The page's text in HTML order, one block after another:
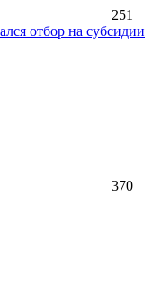
251
отбор на субсидии
370